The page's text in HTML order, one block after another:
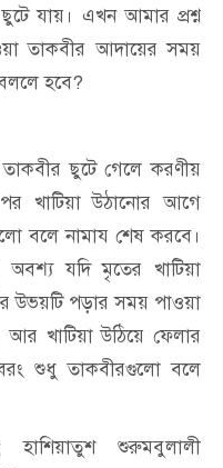
যায়। এখন আমার প্রশ্ন
তাকবীর আদায়ের সময়
হবে?
ছুটে গেলে করণীয়
খাটিয়া উঠানোর আগে
বলে নামায শেষ করবে।
যদি মৃতের খাটিয়া
পড়ার সময় পাওয়া
খাটিয়া উঠিয়ে ফেলার
শুধু তাকবীরগুলো বলে
হাশিয়াতুশ শুরুমবুলালী